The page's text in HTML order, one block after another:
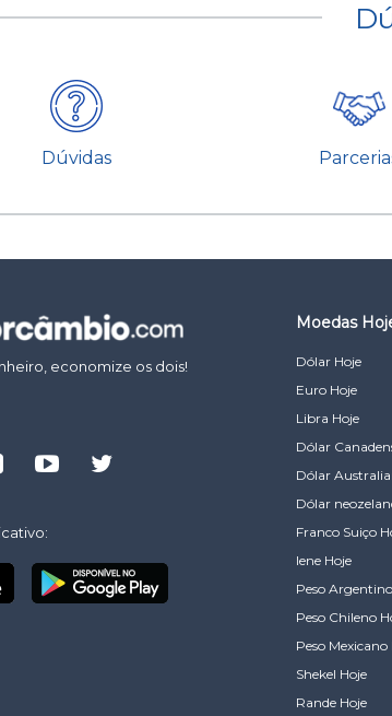
Dúvidas
economize os dois!
Moedas
Dólar Hoje
Euro Hoje
Libra Hoje
Dólar
Dólar
Dólar
Franco Suiço
Iene Hoje
Peso
Peso Chileno
Peso Mexicano
Shekel Hoje
Rande Hoje